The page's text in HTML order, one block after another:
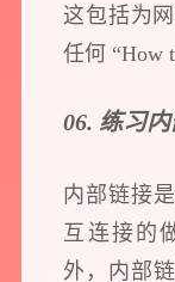
这包括为
任何 “How
06. 练习
内部链接
互连接的
外，内部